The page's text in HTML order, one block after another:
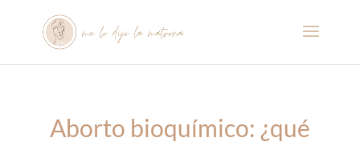
Aborto bioquímico: ¿qué